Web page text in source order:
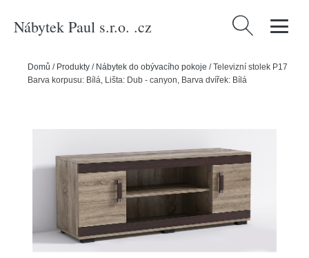
Nábytek Paul s.r.o. .cz Vyhledávání
Domů / Produkty / Nábytek do obývacího pokoje /Televizní stolek P17
Barva korpusu: Bílá, Lišta: Dub - canyon, Barva dvířek: Bílá